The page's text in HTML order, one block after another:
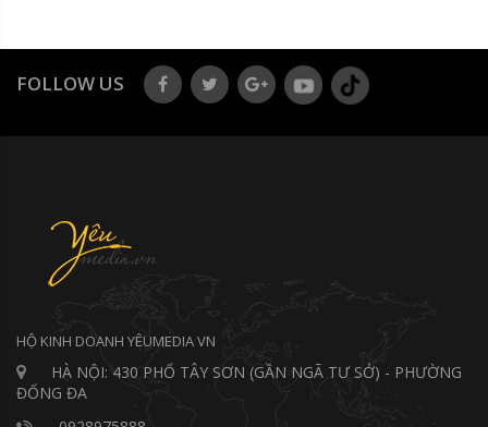
FOLLOW US
HỘ KINH DOANH YÊUMEDIA VN
HÀ NỘI: 430 PHỐ TÂY SƠN (GẦN NGÃ TƯ SỞ) - PHƯỜNG
ĐỐNG ĐA